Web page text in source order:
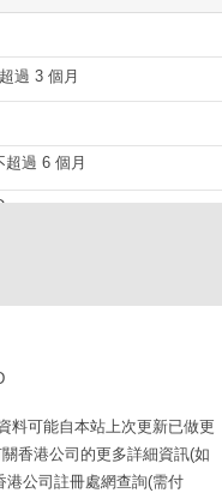
過 3 個月
過 6 個月
料可能自本站上次更新已做更
香港公司的更多詳細資訊(如
港公司註冊處網查詢(需付